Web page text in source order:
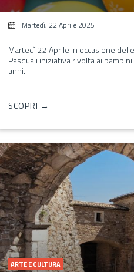
Martedì, 22 Aprile 2025
Martedì 22 Aprile in occasione
Pasquali iniziativa rivolta ai
anni...
SCOPRI →
ARTE E CULTURA